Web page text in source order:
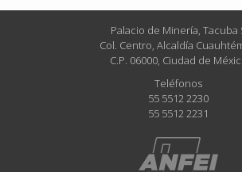
Palacio de Minería, Tacuba
Col. Centro, Alcaldía
C.P. 06000, Ciudad de
Teléfonos
55 5512 2230
55 5512 2231